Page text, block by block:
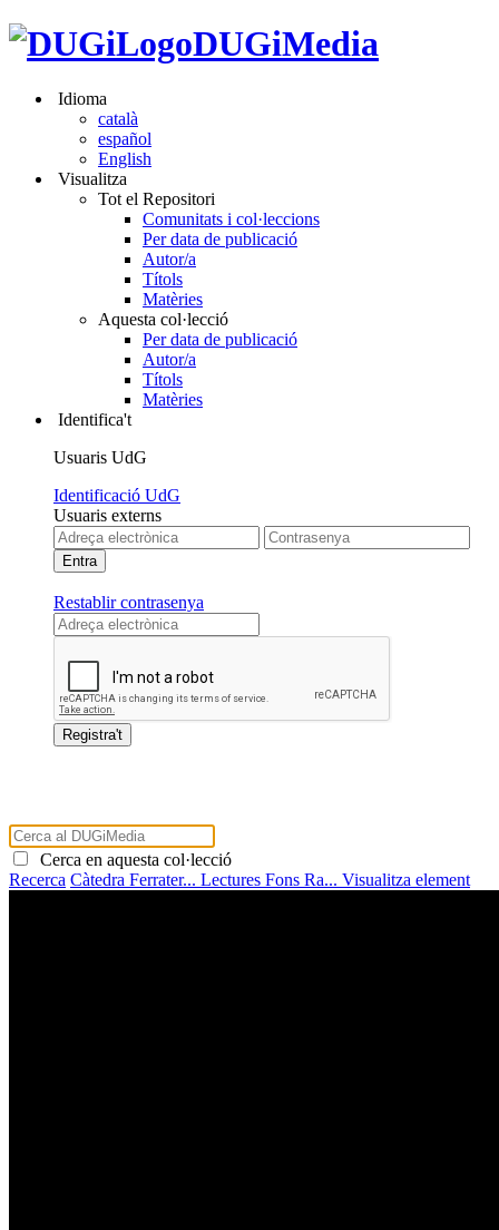
DUGiMedia
Idioma
català
español
English
Visualitza
Tot el Repositori
Comunitats i col·leccions
Per data de publicació
Autor/a
Títols
Matèries
Aquesta col·lecció
Per data de publicació
Autor/a
Títols
Matèries
Identifica't
Usuaris UdG
Identificació UdG
Usuaris externs
Restablir contrasenya
Cerca en aquesta col·lecció
Recerca Càtedra Ferrater... Lectures Fons Ra... Visualitza element